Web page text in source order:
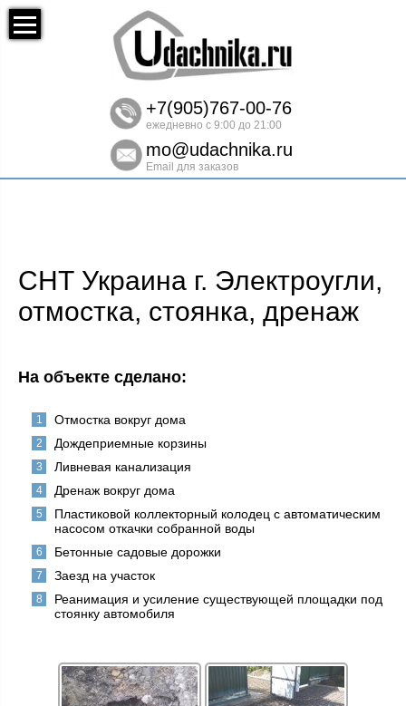
+7(905)767-00-76
ежедневно с 9:00 до 21:00
mo@udachnika.ru
Email для заказов
СНТ Украина г. Электроугли,
отмостка, стоянка, дренаж
На объекте сделано:
Отмостка вокруг дома
Дождеприемные корзины
Ливневая канализация
Дренаж вокруг дома
Пластиковой коллекторный колодец с автоматическим
насосом откачки собранной воды
Бетонные садовые дорожки
Заезд на участок
Реанимация и усиление существующей площадки под
стоянку автомобиля